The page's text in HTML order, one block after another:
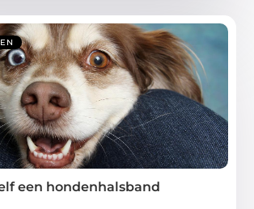
een hondenhalsband